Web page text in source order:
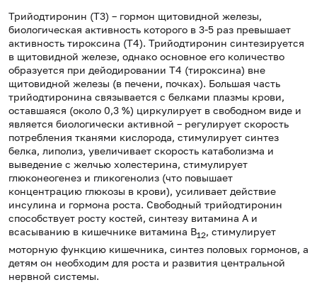
Трийодтиронин (Т3) – гормон щитовидной железы,
биологическая активность которого в 3-5 раз превышает
активность тироксина (Т4). Трийодтиронин синтезируется
в щитовидной железе, однако основное его количество
образуется при дейодировании Т4 (тироксина) вне
щитовидной железы (в печени, почках). Большая часть
трийодтиронина связывается с белками плазмы крови,
оставшаяся (около 0,3 %) циркулирует в свободном виде и
является биологически активной – регулирует скорость
потребления тканями кислорода, стимулирует синтез
белка, липолиз, увеличивает скорость катаболизма и
выведение с желчью холестерина, стимулирует
глюконеогенез и гликогенолиз (что повышает
концентрацию глюкозы в крови), усиливает действие
инсулина и гормона роста. Свободный трийодтиронин
способствует росту костей, синтезу витамина А и
всасыванию в кишечнике витамина В12, стимулирует
моторную функцию кишечника, синтез половых гормонов, а
детям он необходим для роста и развития центральной
нервной системы.